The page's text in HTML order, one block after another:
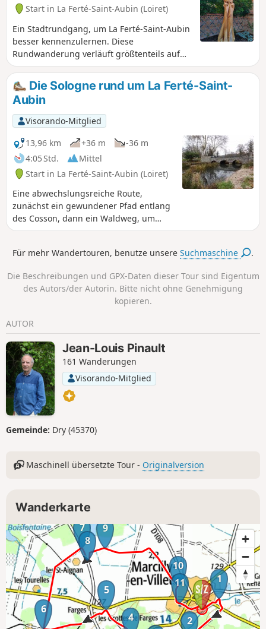
Start in La Ferté-Saint-Aubin (Loiret)
Ein Stadtrundgang, um La Ferté-Saint-Aubin
besser kennenzulernen. Diese
Rundwanderung verläuft größtenteils auf
asphaltierten Straßen.
Die Sologne rund um La Ferté-Saint-
Aubin
Visorando-Mitglied
13,96 km
+36 m
-36 m
4:05 Std.
Mittel
Start in La Ferté-Saint-Aubin (Loiret)
Eine abwechslungsreiche Route,
zunächst ein gewundener Pfad entlang
des Cosson, dann ein Waldweg, um
schließlich in einem Labyrinth aus
Waldgebiet mit zeitgenössischen
enden.
Für mehr Wandertouren, benutze unsereSuchmaschine .
Die Beschreibungen und GPX-Daten dieser Tour sind Eigentum
des Autors/der Autorin. Bitte nicht ohne Genehmigung
kopieren.
AUTOR
Jean-Louis Pinault
161 Wanderungen
Visorando-Mitglied
Gemeinde: Dry (45370)
Maschinell übersetzte Tour - Originalversion
Wanderkarte
1
2
4
5
6
7
8
9
10
11